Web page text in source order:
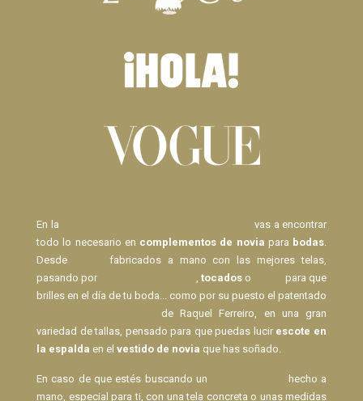
En la
vas a encontrar
todo lo necesario en complementos de novia para bodas.
Desde
fabricados a mano con las mejores telas,
pasando por
,tocados o
para que
brilles en el día de tu boda... como por su puesto el patentado
de Raquel Ferreiro, en una gran
variedad de tallas, pensado para que puedas lucir escote en
la espalda en el vestido de novia que has soñado.
En caso de que estés buscando un
hecho a
mano, especial para ti, con una tela concreta o unas medidas